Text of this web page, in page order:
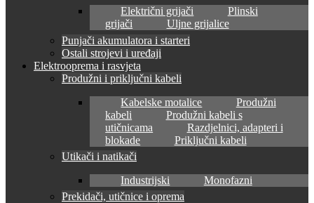
Električni grijači
Plinski
grijači
Uljne grijalice
Punjači akumulatora i starteri
Ostali strojevi i uređaji
Elektrooprema i rasvjeta
Produžni i priključni kabeli
Kabelske motalice
Produžni
kabeli
Produžni kabeli s
utičnicama
Razdjelnici, adapteri i
blokade
Priključni kabeli
Utikači i natikači
Industrijski
Monofazni
Prekidači, utičnice i oprema